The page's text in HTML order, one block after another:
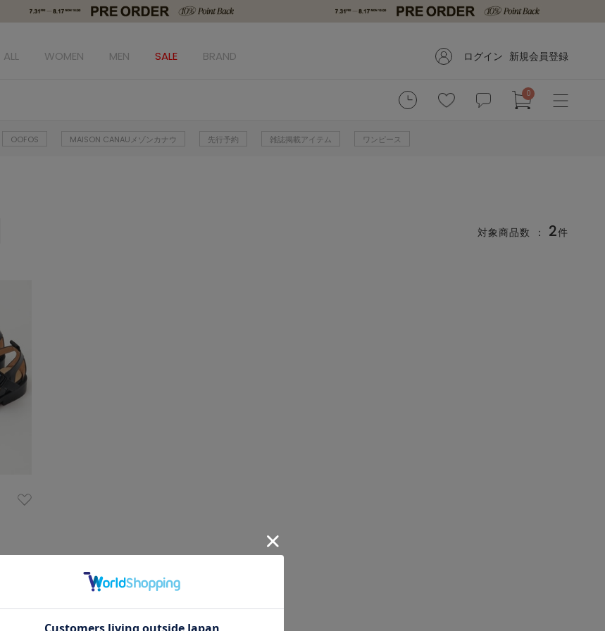
ALL WOMEN MEN SALE BRAND ログイン 新規会員登録
0
OOFOS MAISON CANAUメゾンカナウ 先行予約 雑誌掲載アイテム ワンピース
対象商品数 ： 2件
1/1 ページ全2件